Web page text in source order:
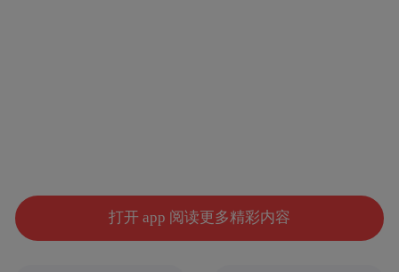
打开 app 阅读更多精彩内容